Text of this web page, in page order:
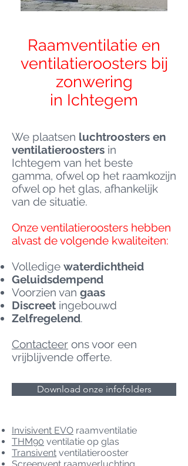
Raamventilatie en
ventilatieroosters bij
zonwering
in Ichtegem
We plaatsen luchtroosters en
ventilatieroosters in
Ichtegem van het beste
gamma, ofwel op het raamkozijn
ofwel op het glas, afhankelijk
van de situatie.
Onze ventilatieroosters hebben
alvast de volgende kwaliteiten:
Volledige waterdichtheid
Geluidsdempend
Voorzien van gaas
Discreet ingebouwd
Zelfregelend.
Contacteer ons voor een
vrijblijvende offerte.
Download onze infofolders
Invisivent EVO raamventilatie
THM90 ventilatie op glas
Transivent ventilatierooster